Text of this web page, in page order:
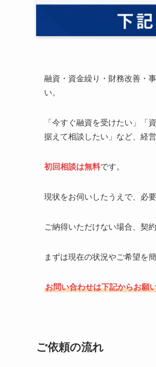
融資・資金繰り・財務改善・
い。
「今すぐ融資を受けたい」「
据えて相談したい」など、経
初回相談は無料です。
現状をお伺いしたうえで、必
ご納得いただけない場合、契
まずは現在の状況やご希望を
お問い合わせは下記からお願
ご依頼の流れ